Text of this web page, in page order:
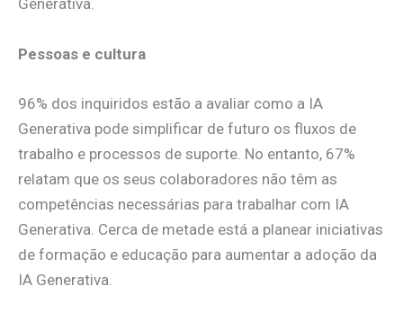
Generativa.
Pessoas e cultura
96% dos inquiridos estão a avaliar como a IA
Generativa pode simplificar de futuro os fluxos de
trabalho e processos de suporte. No entanto, 67%
relatam que os seus colaboradores não têm as
competências necessárias para trabalhar com IA
Generativa. Cerca de metade está a planear iniciativas
de formação e educação para aumentar a adoção da
IA Generativa.